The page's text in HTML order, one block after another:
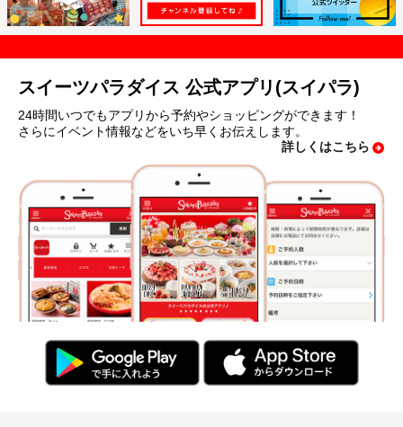
スイーツパラダイス 公式アプリ(スイパラ)
24時間いつでもアプリから予約やショッピングができます！
さらにイベント情報などをいち早くお伝えします。
詳しくはこちら